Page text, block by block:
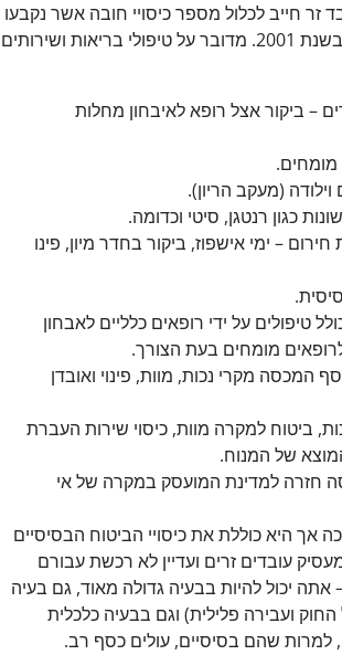
זר חייב לכלול מספר כיסויי חובה אשר נקבעו
על משרד הבריאות בשנת 2001. מדובר על טיפולי בריאות ושירותים
– ביקור אצל רופא לאיבחון מחלות
מומחים.
(מעקב הריון).
כגון רנטגן, סיטי וכדומה.
– ימי אישפוז, ביקור בחדר מיון, פינו
טיפולים על ידי רופאים כלליים לאבחון
מומחים בעת הצורך.
המכסה מקרי נכות, מוות, פינוי ואובדן
ביטוח למקרה מוות, כיסוי שירות העברת
של המנוח.
חזרה למדינת המועסק במקרה של אי
אך היא כוללת את כיסויי הביטוח הבסיסיים
עובדים זרים ועדיין לא רכשת עבורם
אתה יכול להיות בבעיה גדולה מאוד, גם בעיה
ועבירה פלילית) וגם בבעיה כלכלית
למרות שהם בסיסיים, עולים כסף רב.